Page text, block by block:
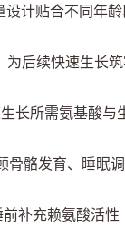
设计贴合不同年
为后续快速生长
长所需氨基酸与
骨骼发育、睡眠调
补充赖氨酸活性